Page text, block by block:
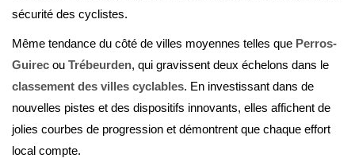
sécurité des cyclistes.
Même tendance du côté de villes moyennes telles que Perros-
Guirec ou Trébeurden, qui gravissent deux échelons dans le
classement des villes cyclables. En investissant dans de
nouvelles pistes et des dispositifs innovants, elles affichent de
jolies courbes de progression et démontrent que chaque effort
local compte.